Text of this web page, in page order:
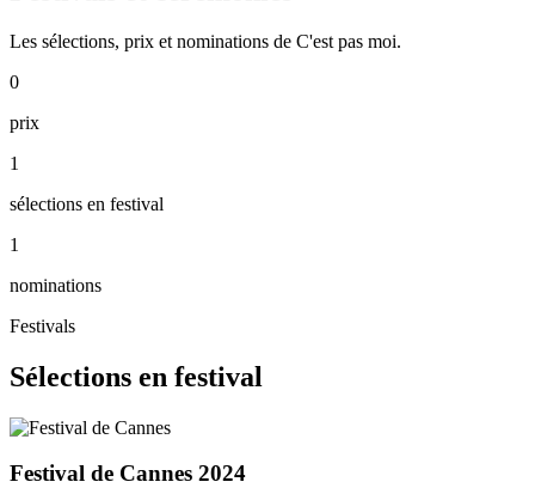
Les sélections, prix et nominations de C'est pas moi.
0
prix
1
sélections en festival
1
nominations
Festivals
Sélections en festival
Festival de Cannes 2024